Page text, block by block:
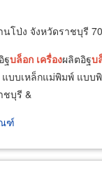
โป่ง จังหวัดราชบุรี
ฐบล็อก เครื่องผลิตอิฐบ
บบเหล็กแม่พิมพ์ แบบ
ชบุรี &
ฑ์